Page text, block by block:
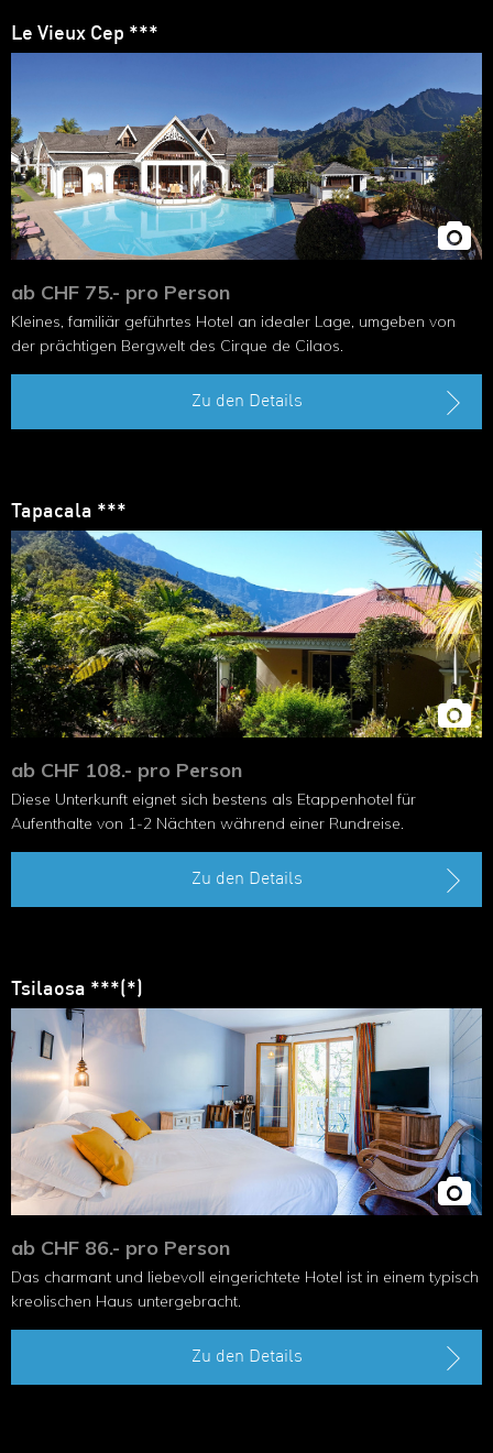
Le Vieux Cep ***
ab CHF 75.- pro Person
Kleines, familiär geführtes Hotel an idealer Lage, umgeben von
der prächtigen Bergwelt des Cirque de Cilaos.
Zu den Details
Tapacala ***
ab CHF 108.- pro Person
Diese Unterkunft eignet sich bestens als Etappenhotel für
Aufenthalte von 1-2 Nächten während einer Rundreise.
Zu den Details
Tsilaosa ***(*)
ab CHF 86.- pro Person
Das charmant und liebevoll ein­gerichtete Hotel ist in einem typisch
kreolischen Haus untergebracht.
Zu den Details